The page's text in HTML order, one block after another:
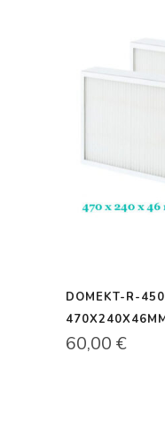
DOMEKT-R-
60,00 €